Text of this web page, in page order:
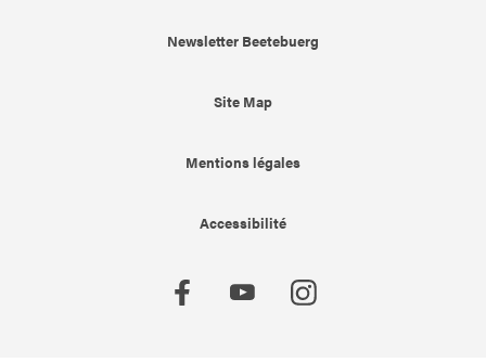
Newsletter Beetebuerg
Site Map
Mentions légales
Accessibilité